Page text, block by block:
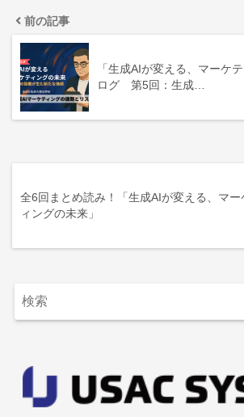
前の記事
「生成AIが変える、マーケ
ログ 第5回：生成…
全6回まとめ読み！「生成AIが変える、マー
ィングの未来」